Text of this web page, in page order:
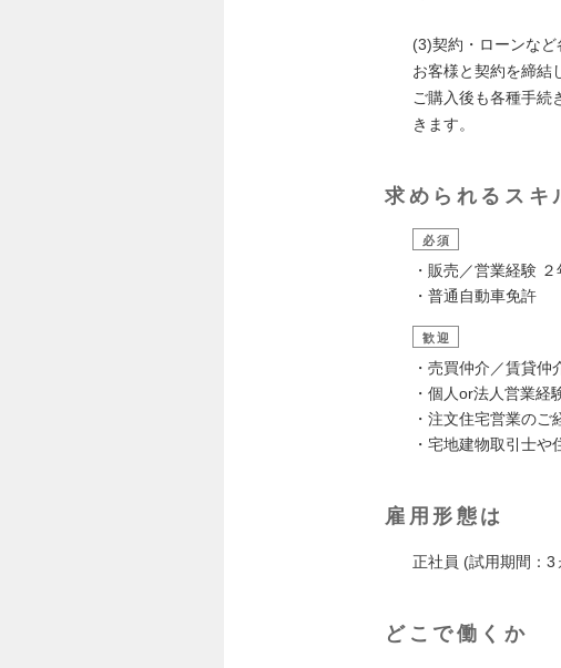
(3)契約・ローンなど
お客様と契約を締結
ご購入後も各種手続
きます。
求められるスキ
必須
・販売／営業経験 ２
・普通自動車免許
歓迎
・売買仲介／賃貸仲
・個人or法人営業経
・注文住宅営業のご
・宅地建物取引士
雇用形態は
正社員 (試用期間：3
どこで働くか